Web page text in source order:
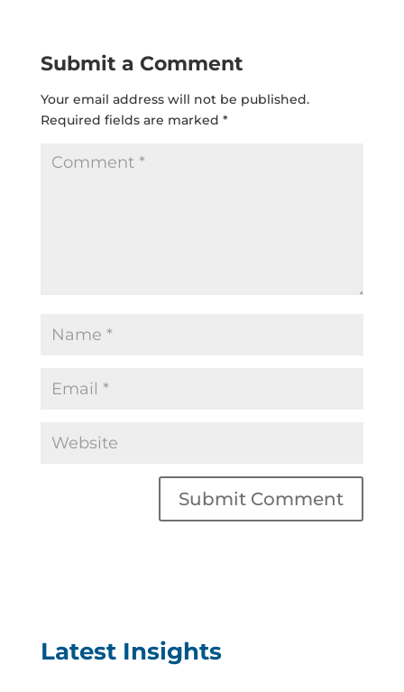
Submit a Comment
Your email address will not be published.
Required fields are marked *
Latest Insights